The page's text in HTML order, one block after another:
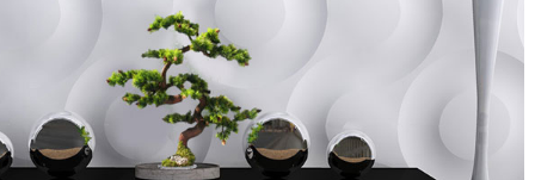
Volkswagen